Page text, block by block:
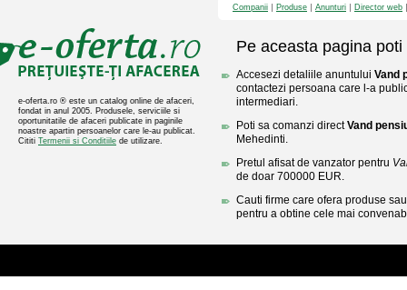
e-oferta.ro ® este un catalog online de afaceri,
fondat in anul 2005. Produsele, serviciile si
oportunitatile de afaceri publicate in paginile
noastre apartin persoanelor care le-au publicat.
Cititi Termenii si Conditiile de utilizare.
Companii Produse Anunturi Director web
Pe aceasta pagina poti
Accesezi detaliile anuntului Vand
contactezi persoana care l-a
intermediari.
Poti sa comanzi directVand
Mehedinti.
Pretul afisat de vanzator pentru
de doar 700000 EUR.
Cauti firme care ofera produse
pentru a obtine cele mai